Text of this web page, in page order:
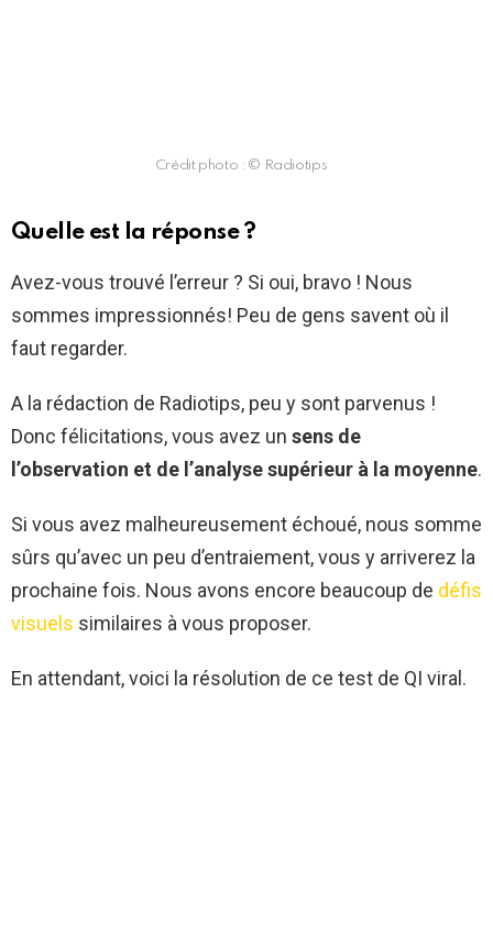
Crédit photo : © Radiotips
Quelle est la réponse ?
Avez-vous trouvé l’erreur ? Si oui, bravo ! Nous
sommes impressionnés! Peu de gens savent où il
faut regarder.
A la rédaction de Radiotips, peu y sont parvenus !
Donc félicitations, vous avez un sens de
l’observation et de l’analyse supérieur à la moyenne.
Si vous avez malheureusement échoué, nous somme
sûrs qu’avec un peu d’entraiement, vous y arriverez la
prochaine fois. Nous avons encore beaucoup de défis
visuels similaires à vous proposer.
En attendant, voici la résolution de ce test de QI viral.